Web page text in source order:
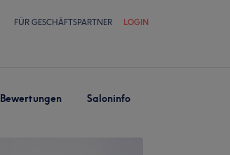
FÜR GESCHÄFTSPARTNER LOGIN
Bewertungen Saloninfo